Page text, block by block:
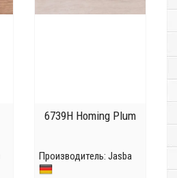
6739H Homing Plum
Производитель: Jasba